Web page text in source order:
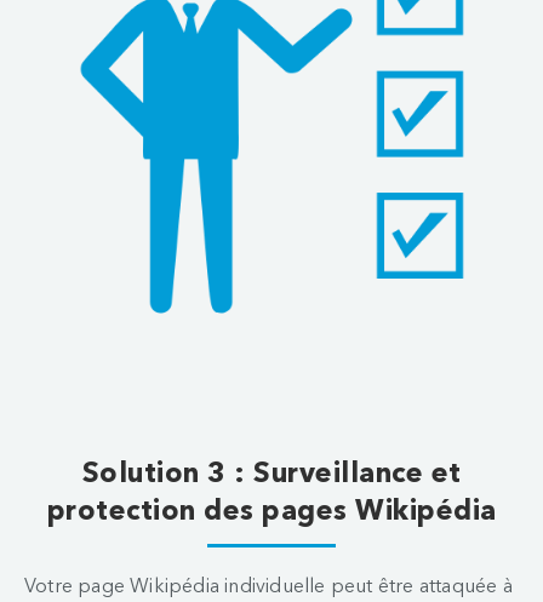
Solution 3 : Surveillance et
protection des pages Wikipédia
Votre page Wikipédia individuelle peut être attaquée à